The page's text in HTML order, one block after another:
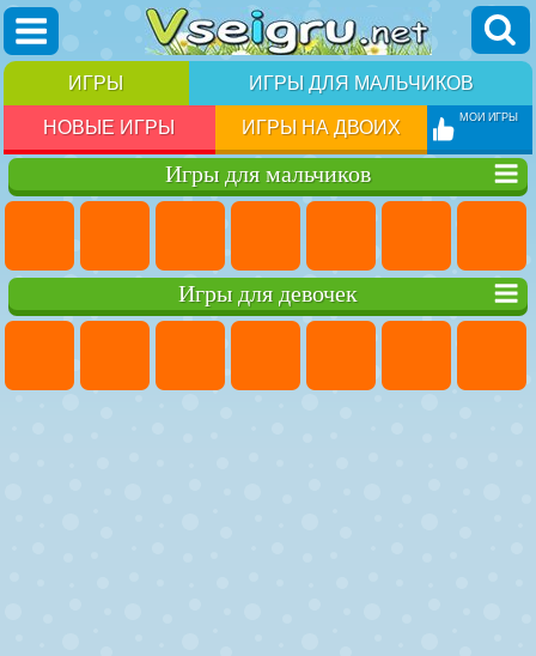
ИГРЫ ИГРЫ ДЛЯ МАЛЬЧИКОВ
НОВЫЕ ИГРЫ ИГРЫ НА ДВОИХ МОИ ИГРЫ
Игры для мальчиков
Игры для девочек